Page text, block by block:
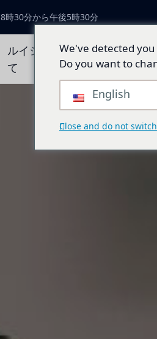
時30分から午後5時30分
ルイシュンについ
て
製品
ン
We've detected
Do you want to
English
Close and do not